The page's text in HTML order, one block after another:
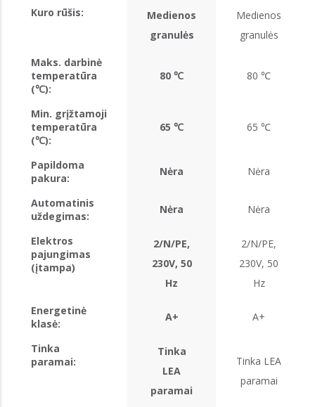
Kuro rūšis:
Medienos
granulės
Medienos
granulės
Maks. darbinė
temperatūra
(℃):
80 ℃ 80 ℃
Min. grįžtamoji
temperatūra
(℃):
65 ℃ 65 ℃
Papildoma
pakura:
Nėra Nėra
Automatinis
uždegimas:
Nėra Nėra
Elektros
pajungimas
(įtampa)
2/N/PE,
230V, 50
Hz
2/N/PE,
230V, 50
Hz
Energetinė
klasė:
A+ A+
Tinka
paramai:
Tinka
LEA
paramai
Tinka LEA
paramai